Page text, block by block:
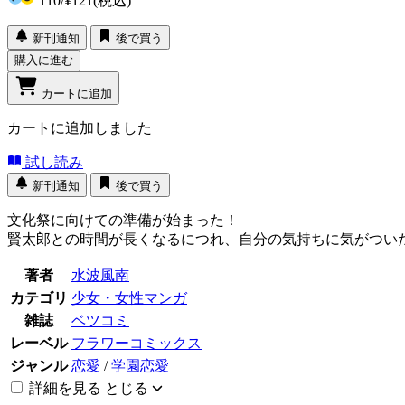
新刊通知
後で買う
購入に進む
カートに追加
カートに追加しました
試し読み
新刊通知 後で買う
文化祭に向けての準備が始まった！
賢太郎との時間が長くなるにつれ、自分の気持ちに気がつい
著者
水波風南
カテゴリ 少女・女性マンガ
雑誌
ベツコミ
レーベル フラワーコミックス
ジャンル 恋愛 /学園恋愛
詳細を見る とじる